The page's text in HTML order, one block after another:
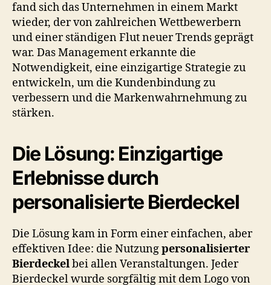
fand sich das Unternehmen in einem Markt
wieder, der von zahlreichen Wettbewerbern
und einer ständigen Flut neuer Trends geprägt
war. Das Management erkannte die
Notwendigkeit, eine einzigartige Strategie zu
entwickeln, um die Kundenbindung zu
verbessern und die Markenwahrnehmung zu
stärken.
Die Lösung: Einzigartige
Erlebnisse durch
personalisierte Bierdeckel
Die Lösung kam in Form einer einfachen, aber
effektiven Idee: die Nutzungpersonalisierter
Bierdeckelbei allen Veranstaltungen. Jeder
Bierdeckel wurde sorgfältig mit dem Logo von